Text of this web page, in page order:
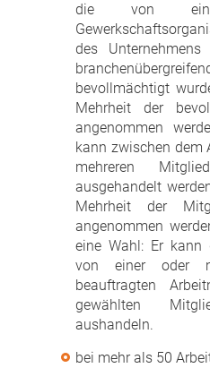
die von
des
bevollmächtigt
Mehrheit der
angenommen
kann zwischen dem
mehreren
ausgehandelt
Mehrheit der
angenommen
eine Wahl: Er kann
von einer oder
beauftragten
gewählten
aushandeln.
bei mehr als 50